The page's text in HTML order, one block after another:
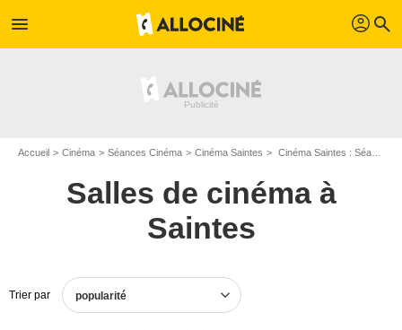
menu profil search
Accueil Cinéma Séances Cinéma Cinéma Saintes Cinéma Saintes : Séances cinéma et horaires
Salles de cinéma à
Saintes
Trier par popularité